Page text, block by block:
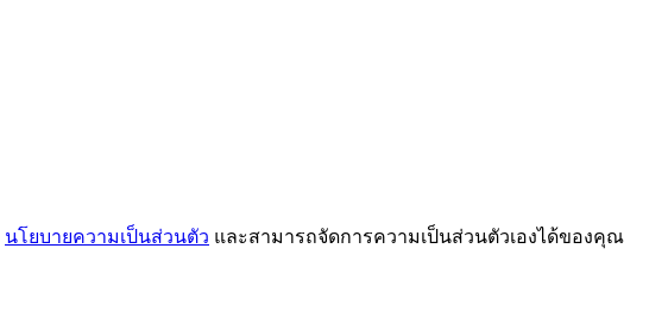
นโยบายความเป็นส่วนตัว และสามารถจัดการความเป็นส่วนตัวเองได้ของคุณ